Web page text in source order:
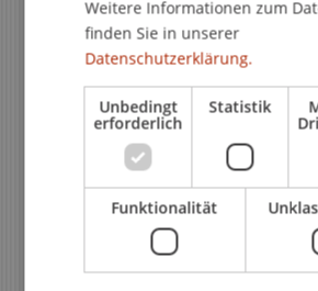
Haben Sie Fragen?
Weitere Informationen zum
finden Sie in unserer
Datenschutzerklärung.
Unbedingt
erforderlich
Statistik
Funktionalität